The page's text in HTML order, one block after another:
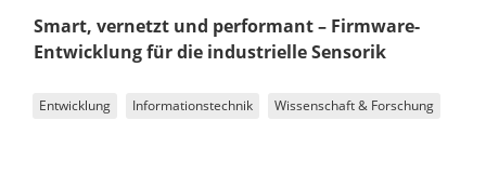
Smart, vernetzt und performant – Firmware-
Entwicklung für die industrielle Sensorik
Entwicklung Informationstechnik Wissenschaft & Forschung